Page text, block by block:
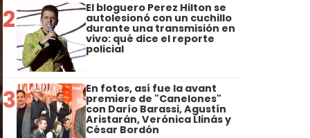
2 El bloguero Perez Hilton se
autolesionó con un cuchillo
durante una transmisión en
vivo: qué dice el reporte
policial
3 En fotos, así fue la avant
premiere de "Canelones"
con Darío Barassi, Agustín
Aristarán, Verónica Llinás y
César Bordón